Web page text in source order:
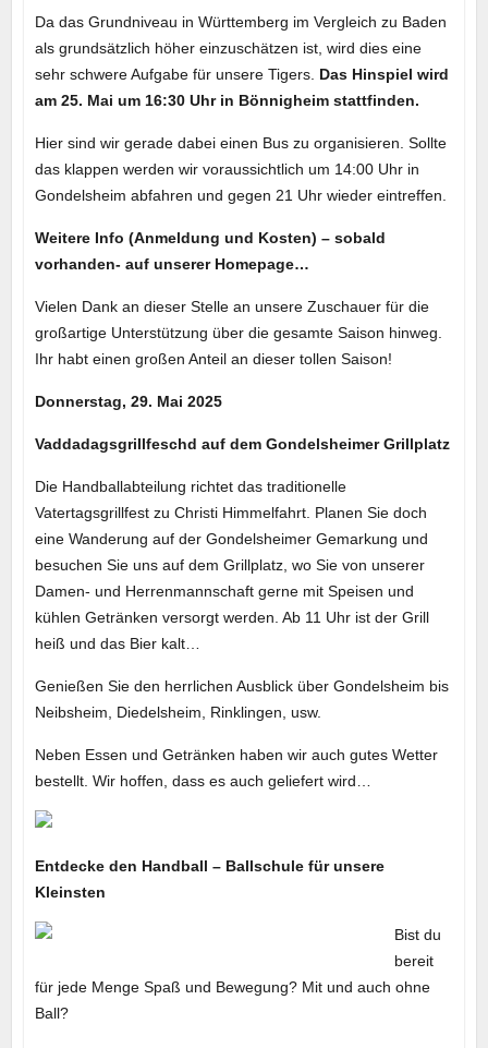
Da das Grundniveau in Württemberg im Vergleich zu Baden
als grundsätzlich höher einzuschätzen ist, wird dies eine
sehr schwere Aufgabe für unsere Tigers. Das Hinspiel wird
am 25. Mai um 16:30 Uhr in Bönnigheim stattfinden.
Hier sind wir gerade dabei einen Bus zu organisieren. Sollte
das klappen werden wir voraussichtlich um 14:00 Uhr in
Gondelsheim abfahren und gegen 21 Uhr wieder eintreffen.
Weitere Info (Anmeldung und Kosten) – sobald
vorhanden- auf unserer Homepage…
Vielen Dank an dieser Stelle an unsere Zuschauer für die
großartige Unterstützung über die gesamte Saison hinweg.
Ihr habt einen großen Anteil an dieser tollen Saison!
Donnerstag, 29. Mai 2025
Vaddadagsgrillfeschd auf dem Gondelsheimer Grillplatz
Die Handballabteilung richtet das traditionelle
Vatertagsgrillfest zu Christi Himmelfahrt. Planen Sie doch
eine Wanderung auf der Gondelsheimer Gemarkung und
besuchen Sie uns auf dem Grillplatz, wo Sie von unserer
Damen- und Herrenmannschaft gerne mit Speisen und
kühlen Getränken versorgt werden. Ab 11 Uhr ist der Grill
heiß und das Bier kalt…
Genießen Sie den herrlichen Ausblick über Gondelsheim bis
Neibsheim, Diedelsheim, Rinklingen, usw.
Neben Essen und Getränken haben wir auch gutes Wetter
bestellt. Wir hoffen, dass es auch geliefert wird…
Entdecke den Handball – Ballschule für unsere
Kleinsten
Bist du
bereit
für jede Menge Spaß und Bewegung? Mit und auch ohne
Ball?